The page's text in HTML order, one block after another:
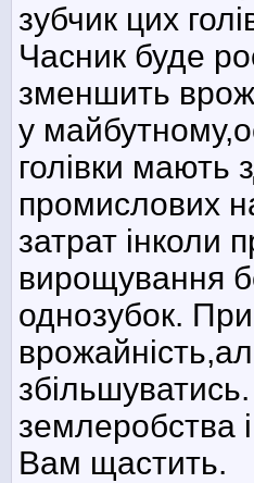
зубчик цих
Часник буде
зменшить
у
голівки мають
промислових
затрат інколи
вирощування
однозубок.
землеробства
Вам щастить.